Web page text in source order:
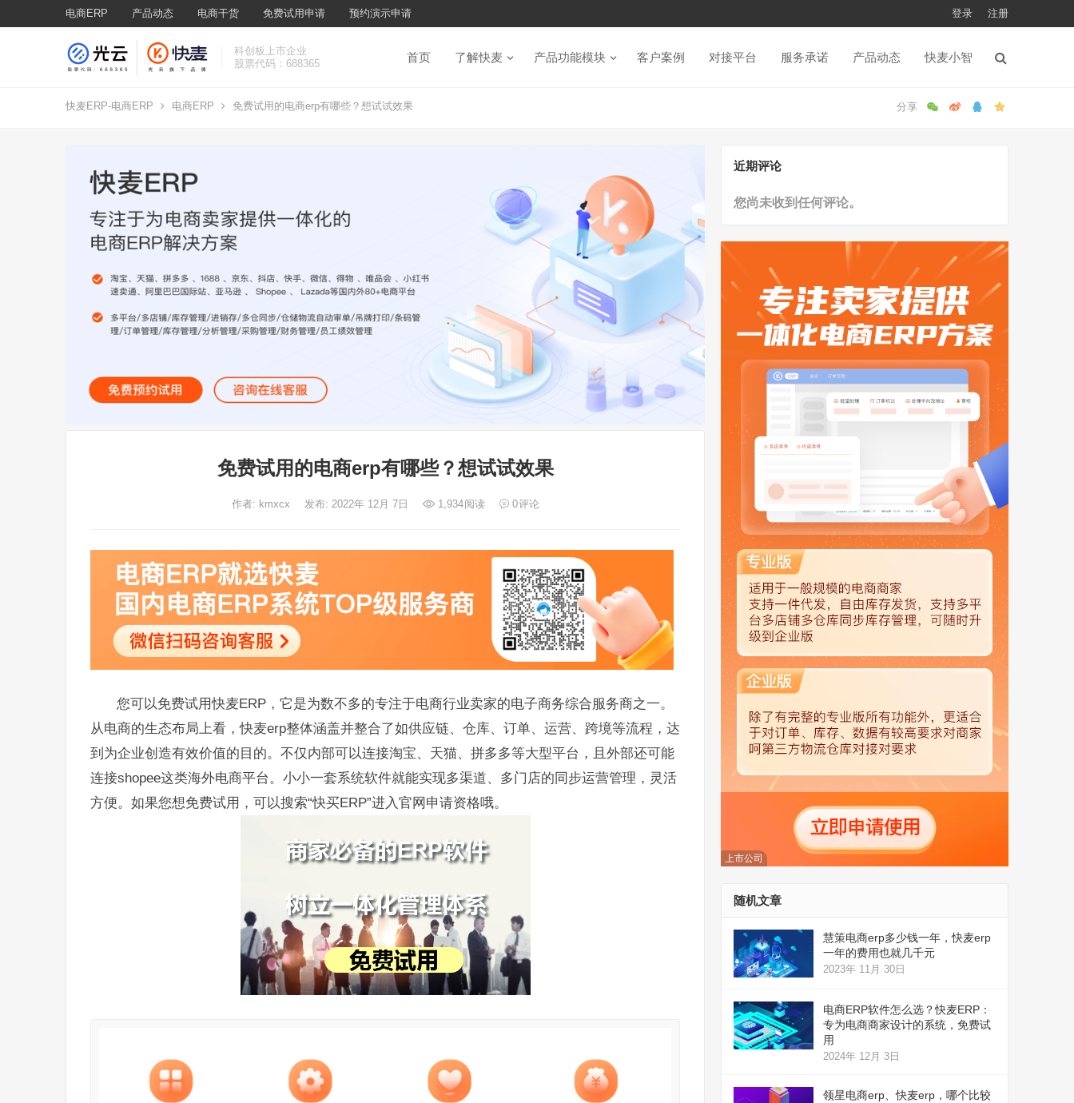
电商ERP 产品动态 电商干货 免费试用申请 预约演示申请 登录 注册
科创板上市企业
股票代码：688365
首页 了解快麦 产品功能模块 客户案例 对接平台 服务承诺 产品动态 快麦小智
快麦ERP-电商ERP 电商ERP 免费试用的电商erp有哪些？想试试效果
免费试用的电商erp有哪些？想试试效果
作者: kmxcx 发布: 2022年 12月 7日 1,934阅读 0评论
您可以免费试用快麦ERP，它是为数不多的专注于电商行业卖家的电子商务综合服务商之一。
从电商的生态布局上看，快麦erp整体涵盖并整合了如供应链、仓库、订单、运营、跨境等流程，达
到为企业创造有效价值的目的。不仅内部可以连接淘宝、天猫、拼多多等大型平台，且外部还可能
连接shopee这类海外电商平台。小小一套系统软件就能实现多渠道、多门店的同步运营管理，灵活
方便。如果您想免费试用，可以搜索“快买ERP”进入官网申请资格哦。
近期评论
您尚未收到任何评论。
上市公司
随机文章
慧策电商erp多少钱一年，快麦erp
一年的费用也就几千元
2023年 11月 30日
电商ERP软件怎么选？快麦ERP：
专为电商商家设计的系统，免费试
用
2024年 12月 3日
领星电商erp、快麦erp，哪个比较